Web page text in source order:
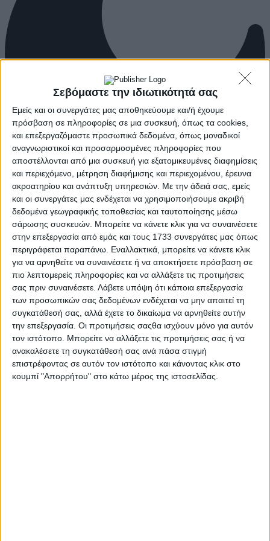
Σεβόμαστε την ιδιωτικότητά σας
Εμείς και οι συνεργάτες μας αποθηκεύουμε και/ή έχουμε
πρόσβαση σε πληροφορίες σε μια συσκευή, όπως τα cookies,
και επεξεργαζόμαστε προσωπικά δεδομένα, όπως μοναδικοί
αναγνωριστικοί και προσαρμοσμένες πληροφορίες που
αποστέλλονται από μια συσκευή για εξατομικευμένες διαφημίσεις
και περιεχόμενο, μέτρηση διαφήμισης και περιεχομένου, έρευνα
ακροατηρίου και ανάπτυξη υπηρεσιών. Με την άδειά σας, εμείς
και οι συνεργάτες μας ενδέχεται να χρησιμοποιήσουμε ακριβή
δεδομένα γεωγραφικής τοποθεσίας και ταυτοποίησης μέσω
σάρωσης συσκευών. Μπορείτε να κάνετε κλικ για να συναινέσετε
στην επεξεργασία από εμάς και τους 1733 συνεργάτες μας όπως
περιγράφεται παραπάνω. Εναλλακτικά, μπορείτε να κάνετε κλικ
για να αρνηθείτε να συναινέσετε ή να αποκτήσετε πρόσβαση σε
πιο λεπτομερείς πληροφορίες και να αλλάξετε τις προτιμήσεις
σας πριν συναινέσετε. Λάβετε υπόψη ότι κάποια επεξεργασία
των προσωπικών σας δεδομένων ενδέχεται να μην απαιτεί τη
συγκατάθεσή σας, αλλά έχετε το δικαίωμα να αρνηθείτε αυτήν
την επεξεργασία. Οι προτιμήσεις σαςθα ισχύουν μόνο για αυτόν
τον ιστότοπο. Μπορείτε να αλλάξετε τις προτιμήσεις σας ή να
ανακαλέσετε τη συγκατάθεσή σας ανά πάσα στιγμή
επιστρέφοντας σε αυτόν τον ιστότοπο και κάνοντας κλικ στο
κουμπί "Απορρήτου" στο κάτω μέρος της ιστοσελίδας.